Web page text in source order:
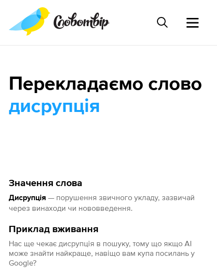
Значення слова
Дисрупція— порушення звичного укладу, зазвичай
через винаходи чи нововведення.
Приклад вживання
Нас ще чекає дисрупція в пошуку, тому що якщо AI
може знайти найкраще, навіщо вам купа посилань у
Google?
Перекладаємо слово
дисрупція